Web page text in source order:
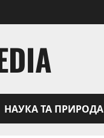
НАУКА ТА ПРИРОДА